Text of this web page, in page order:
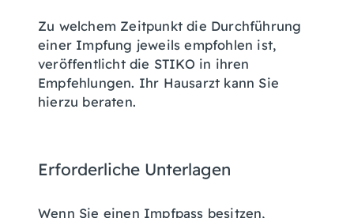
Zu welchem Zeitpunkt die Durchführung
einer Impfung jeweils empfohlen ist,
veröffentlicht die STIKO in ihren
Empfehlungen. Ihr Hausarzt kann Sie
hierzu beraten.
Erforderliche Unterlagen
Wenn Sie einen Impfpass besitzen,